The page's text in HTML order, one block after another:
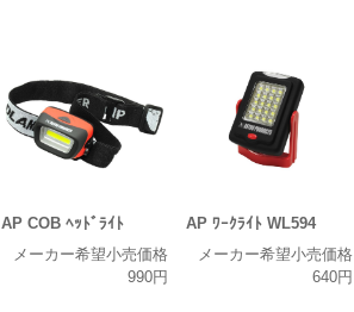
AP COB ﾍｯﾄﾞﾗｲﾄ
メーカー希望小売価格
990円
AP ﾜｰｸﾗｲﾄ WL594
メーカー希望小売価格
640円